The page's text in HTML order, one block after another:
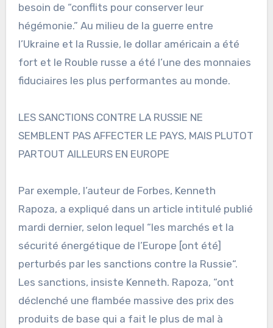
besoin de “conflits pour conserver leur
hégémonie.” Au milieu de la guerre entre
l’Ukraine et la Russie, le dollar américain a été
fort et le Rouble russe a été l’une des monnaies
fiduciaires les plus performantes au monde.
LES SANCTIONS CONTRE LA RUSSIE NE
SEMBLENT PAS AFFECTER LE PAYS, MAIS PLUTOT
PARTOUT AILLEURS EN EUROPE
Par exemple, l’auteur de Forbes, Kenneth
Rapoza, a expliqué dans un article intitulé publié
mardi dernier, selon lequel “les marchés et la
sécurité énergétique de l’Europe [ont été]
perturbés par les sanctions contre la Russie“.
Les sanctions, insiste Kenneth. Rapoza, “ont
déclenché une flambée massive des prix des
produits de base qui a fait le plus de mal à